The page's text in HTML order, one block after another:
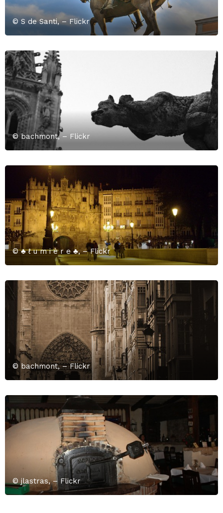
© S de Santi, – Flickr
© bachmont, – Flickr
© ♣ ℓ u m i è r e ♣, – Flickr
© bachmont, – Flickr
© jlastras, – Flickr